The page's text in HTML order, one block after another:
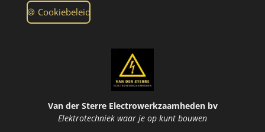
🍪 Cookiebeleid
Van der Sterre Electrowerkzaamheden bv
Elektrotechniek waar je op kunt bouwen